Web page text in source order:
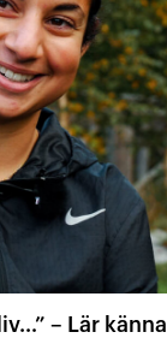
– Lär känna